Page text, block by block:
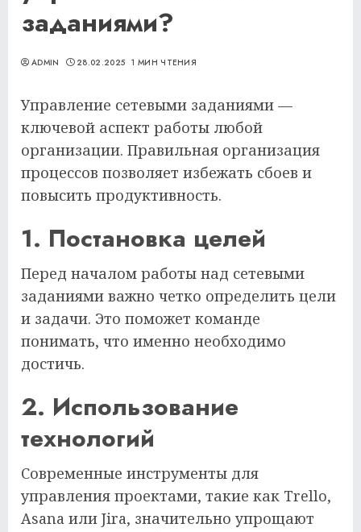
заданиями?
ADMIN 28.02.2025 1 МИН ЧТЕНИЯ
Управление сетевыми заданиями —
ключевой аспект работы любой
организации. Правильная организация
процессов позволяет избежать сбоев и
повысить продуктивность.
1. Постановка целей
Перед началом работы над сетевыми
заданиями важно четко определить цели
и задачи. Это поможет команде
понимать, что именно необходимо
достичь.
2. Использование
технологий
Современные инструменты для
управления проектами, такие как Trello,
Asana или Jira, значительно упрощают